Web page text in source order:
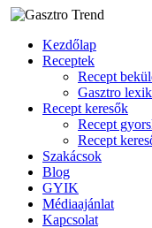
Kezdőlap
Receptek
Recept
Gasztro
Recept keresők
Recept
Recept
Szakácsok
Blog
GYIK
Médiaajánlat
Kapcsolat